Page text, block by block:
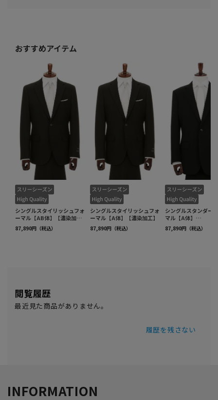
閲覧履歴
最近見た商品がありません。
履歴を残さない
INFORMATION